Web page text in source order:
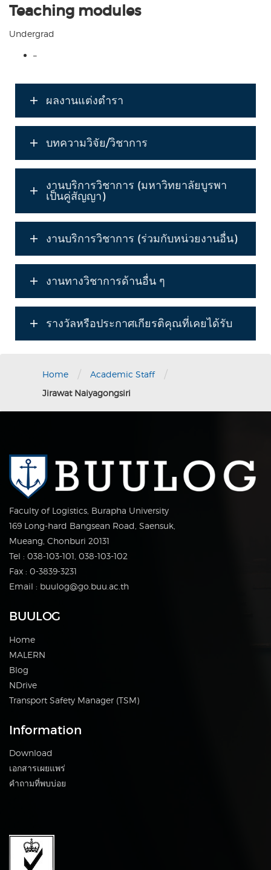
Teaching modules
Undergrad
–
ผลงานแต่งตำรา
บทความวิจัย/วิชาการ
งานบริการวิชาการ (มหาวิทยาลัยบูรพา
เป็นคู่สัญญา)
งานบริการวิชาการ (ร่วมกับหน่วยงานอื่น)
งานทางวิชาการด้านอื่น ๆ
รางวัลหรือประกาศเกียรติคุณที่เคยได้รับ
Home / Academic Staff /
Jirawat Naiyagongsiri
Faculty of Logistics, Burapha University
169 Long-hard Bangsean Road, Saensuk,
Mueang, Chonburi 20131
Tel : 038-103-101, 038-103-102
Fax : 0-3839-3231
Email : buulog@go.buu.ac.th
BUULOG
Home
MALERN
Blog
NDrive
Transport Safety Manager (TSM)
Information
Download
เอกสารเผยแพร่
คำถามที่พบบ่อย